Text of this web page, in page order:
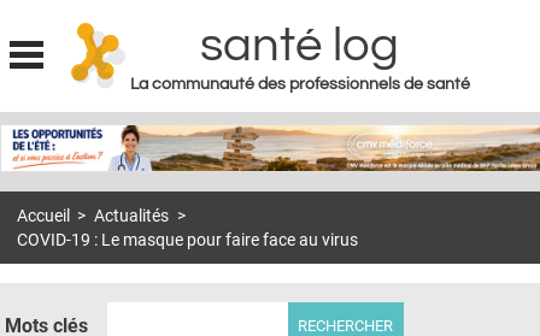
Jump to navigation
santé log
La communauté des professionnels de santé
MON COMPTE
S'ABONNER À LA REVUE SOIN À DOMICILE
DOSSIERS
Accueil > Actualités >
COVID-19 : Le masque pour faire face au virus
Mots clés